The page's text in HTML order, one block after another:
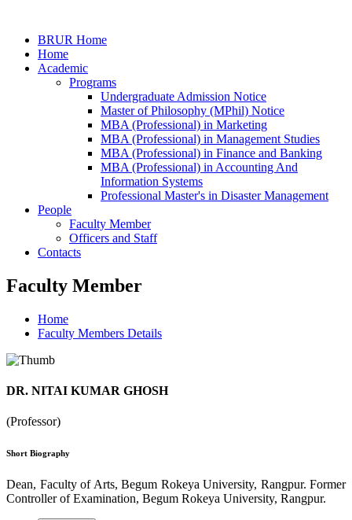
BRUR Home
Home
Academic
Programs
Undergraduate Admission Notice
Master of Philosophy (MPhil) Notice
MBA (Professional) in Marketing
MBA (Professional) in Management Studies
MBA (Professional) in Finance and Banking
MBA (Professional) in Accounting And
Information Systems
Professional Master's in Disaster Management
People
Faculty Member
Officers and Staff
Contacts
Faculty Member
Home
Faculty Members Details
DR. NITAI KUMAR GHOSH
(Professor)
Short Biography
Dean, Faculty of Arts, Begum Rokeya University, Rangpur. Former
Controller of Examination, Begum Rokeya University, Rangpur.